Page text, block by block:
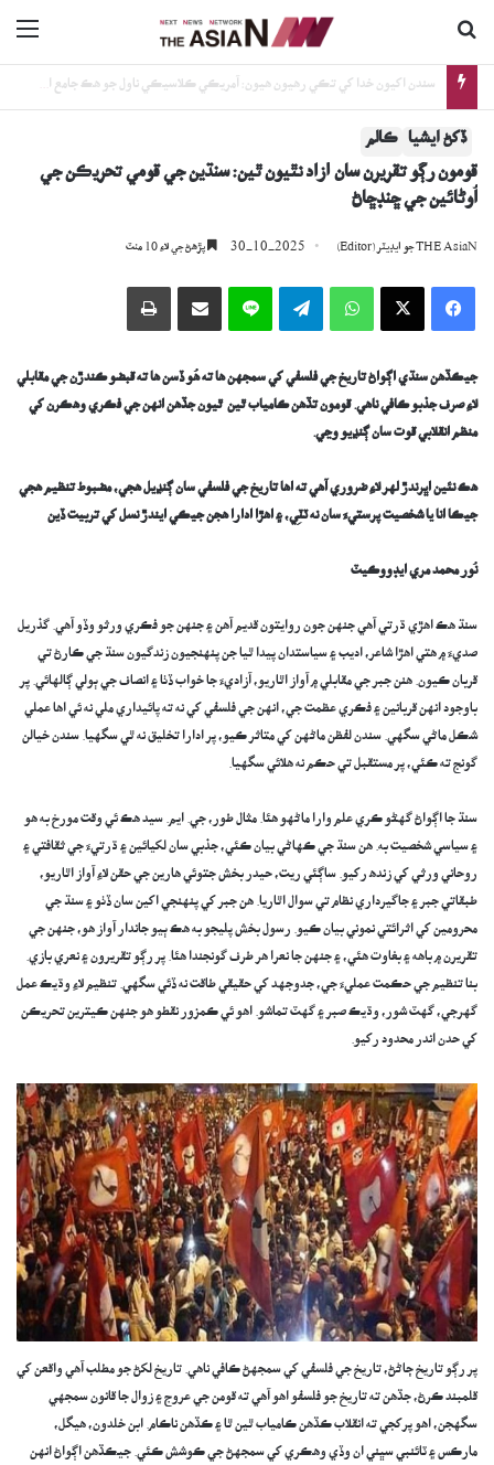
سنڌي ادب: درد جي ھينگر ۾، دِل لٽڪي پئي آ… (نثري نظم)
ڏکڻ ايشيا ڪالم
قومون رڳو تقريرن سان آزاد نٿيون ٿين: سنڌين جي قومي تحريڪن جي
اُوڻائين جي ڇنڊڇاڻ
THE AsiaN جو ايڊيٽر (Editor) 30-10-2025 پڙھڻ جي لاءِ 10 منٽ
Facebook
X
WhatsApp
Telegram
Line اي ميل وسيلي ونڊيو پرنٽ
جيڪڏهن سنڌي اڳواڻ تاريخ جي فلسفي کي سمجهن ها ته هُو ڏسن ها ته قبضو ڪندڙن جي مقابلي
لاءِ صرف جذبو ڪافي ناهي. قومون تڏهن ڪامياب ٿين ٿيون جڏهن انهن جي فڪري وهڪرن کي
منظم انقلابي قوت سان ڳنڍيو وڃي.
هڪ نئين اڀرندڙ لهر لاءِ ضروري آهي ته اها تاريخ جي فلسفي سان ڳنڍيل هجي، مضبوط تنظيم هجي
جيڪا انا يا شخصيت پرستيءَ سان نه ٽٽِي، ۽ اهڙا ادارا هجن جيڪي ايندڙ نسل کي تربيت ڏين
نُور محمد مري ايڊووڪيٽ
سنڌ هڪ اهڙي ڌرتي آهي جنهن جون روايتون قديم آهن ۽ جنهن جو فڪري ورثو وڏو آهي. گذريل
صديءَ ۾ هتي اهڙا شاعر، اديب ۽ سياستدان پيدا ٿيا جن پنهنجيون زندگيون سنڌ جي ڪارڻ تي
قربان ڪيون. هنن جبر جي مقابلي ۾ آواز اٿاريو، آزاديءَ جا خواب ڏٺا ۽ انصاف جي ٻولي ڳالهائي. پر
باوجود انهن قربانين ۽ فڪري عظمت جي، انهن جي فلسفي کي نه ته پائيداري ملي نه ئي اها عملي
شڪل ماڻي سگهي. سندن لفظن ماڻهن کي متاثر ڪيو، پر ادارا تخليق نه ٿي سگهيا. سندن خيالن
گونج ته ڪئي، پر مستقبل تي حڪم نه هلائي سگهيا.
سنڌ جا اڳواڻ گهڻو ڪري علم وارا ماڻهو هئا. مثال طور، جي. ايم. سيد هڪ ئي وقت مورخ به هو
۽ سياسي شخصيت به. هن سنڌ جي ڪهاڻي بيان ڪئي، جذبي سان لکيائين ۽ ڌرتيءَ جي ثقافتي ۽
روحاني ورثي کي زنده رکيو. ساڳئي ريت، حيدر بخش جتوئي هارين جي حقن لاءِ آواز اٿاريو،
طبقاتي جبر ۽ جاگيرداري نظام تي سوال اٿاريا. هن جبر کي پنهنجي اکين سان ڏٺو ۽ سنڌ جي
محرومين کي اثرائتي نموني بيان ڪيو. رسول بخش پليجو به هڪ ٻيو جاندار آواز هو، جنهن جي
تقريرن ۾ باهه ۽ بغاوت هئي، ۽ جنهن جا نعرا هر طرف گونجندا هئا. پر رڳو تقريرون ۽ نعري بازي.
بنا تنظيم جي حڪمت عمليءَ جي، جدوجهد کي حقيقي طاقت نه ڏئي سگهي. تنظيم لاءِ وڌيڪ عمل
گهرجي، گهٽ شور، وڌيڪ صبر ۽ گهٽ تماشو. اهو ئي ڪمزور نقطو هو جنهن ڪيترين تحريڪن
کي حدن اندر محدود رکيو.
پر رڳو تاريخ ڄاڻڻ، تاريخ جي فلسفي کي سمجهڻ ڪافي ناهي. تاريخ لکڻ جو مطلب آهي واقعن کي
قلمبند ڪرڻ، جڏهن ته تاريخ جو فلسفو اهو آهي ته قومن جي عروج ۽ زوال جا قانون سمجهي
سگهجن، اهو پرکجي ته انقلاب ڪڏهن ڪامياب ٿين ٿا ۽ ڪڏهن ناڪام. ابن خلدون، هيگل،
مارڪس ۽ ٽائنبي سڀني ان وڏي وهڪري کي سمجهڻ جي ڪوشش ڪئي. جيڪڏهن اڳواڻ انهن